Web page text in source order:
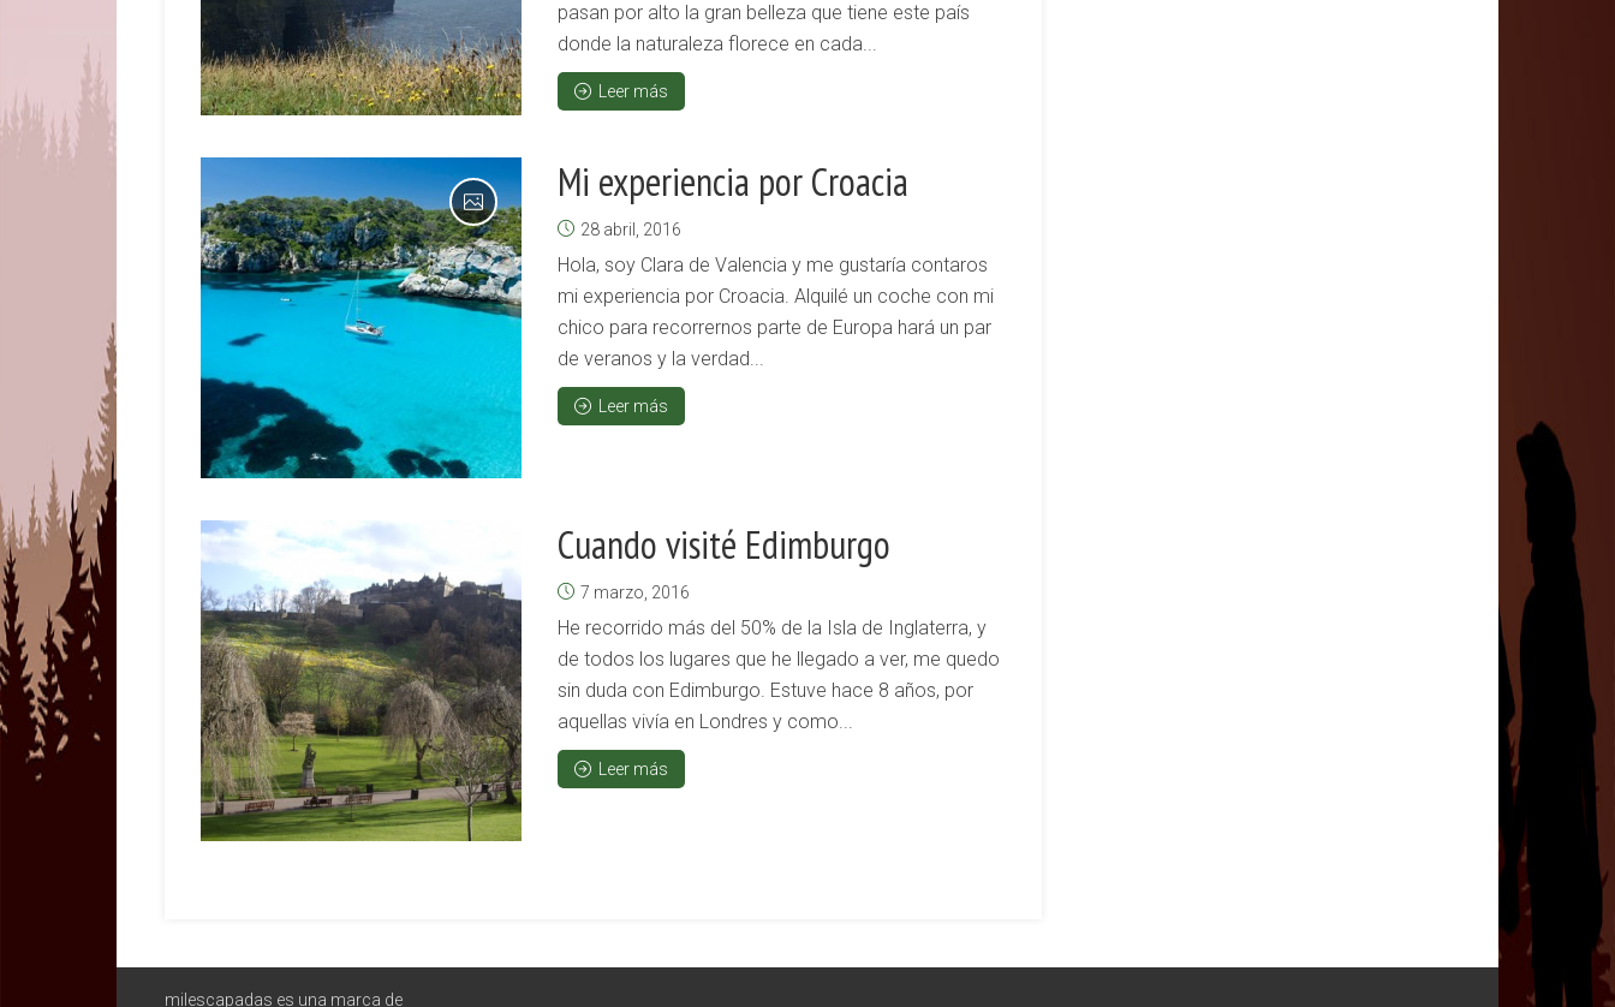
pasan por alto la gran belleza que tiene este país
donde la naturaleza florece en cada...
Leer más
Mi experiencia por Croacia
28 abril, 2016
Hola, soy Clara de Valencia y me gustaría contaros
mi experiencia por Croacia. Alquilé un coche con mi
chico para recorrernos parte de Europa hará un par
de veranos y la verdad...
Leer más
Cuando visité Edimburgo
7 marzo, 2016
He recorrido más del 50% de la Isla de Inglaterra, y
de todos los lugares que he llegado a ver, me quedo
sin duda con Edimburgo. Estuve hace 8 años, por
aquellas vivía en Londres y como...
Leer más
milescapadas es una marca de